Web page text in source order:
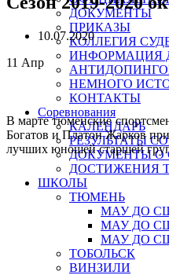
ДОКУМЕНТЫ
ПРИКАЗЫ
КОЛЛЕГИЯ
ИНФОРМАЦИЯ
НЕМНОГО
КОНТАКТЫ
Соревнования
КАЛЕНДАРЬ
РЕЗУЛЬТАТЫ
ДОКУМЕНТЫ О
ДОСТИЖЕНИЯ
ШКОЛЫ
ТЮМЕНЬ
МАУ ДО СШ
МАУ ДО СШ
МАУ ДО СШ
ТОБОЛЬСК
ВИНЗИЛИ
10.07.2020
11 Апр
В марте тюменские
Богатов и Платон Жарков
лучших юношей старшей